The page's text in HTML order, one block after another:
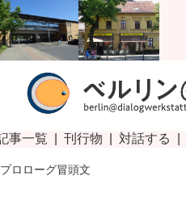
プロローグ冒頭文